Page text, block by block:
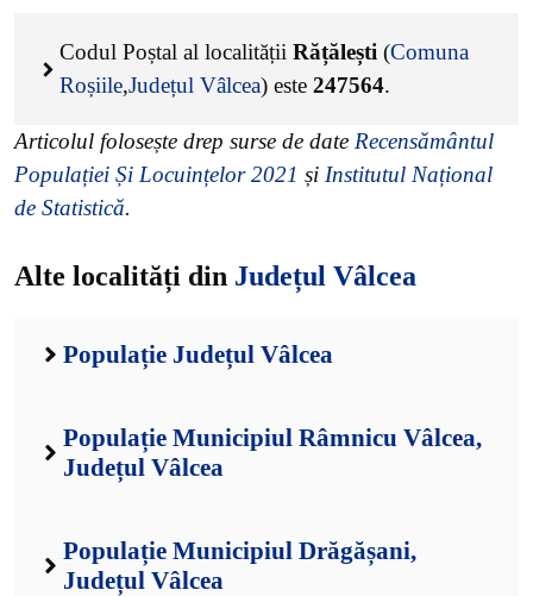
Codul Poștal al localității Rățălești (Comuna
Roșiile,Județul Vâlcea) este 247564.
Articolul folosește drep surse de date Recensământul
Populației Și Locuințelor 2021 și Institutul Național
de Statistică.
Alte localități din Județul Vâlcea
Populație Județul Vâlcea
Populație Municipiul Râmnicu Vâlcea,
Județul Vâlcea
Populație Municipiul Drăgășani,
Județul Vâlcea